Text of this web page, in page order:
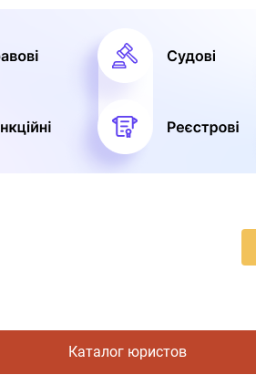
Каталог юристов